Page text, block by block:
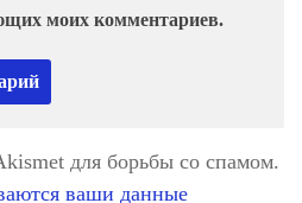
моих комментариев.
для борьбы со спамом.
ваши данные